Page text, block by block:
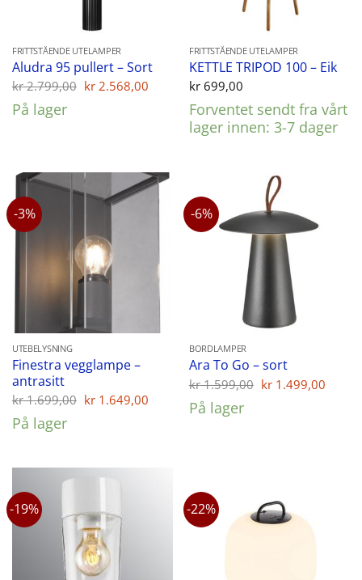
FRITTSTÅENDE UTELAMPER
Aludra 95 pullert – Sort
kr2.799,00 Opprinnelig
kr 2.568,00 Nåværende
kr 2.568,00.
På lager
FRITTSTÅENDE UTELAMPER
KETTLE TRIPOD 100 – Eik
kr699,00
Forventet sendt fra vårt
lager innen: 3-7 dager
-3%
UTEBELYSNING
Finestra vegglampe –
antrasitt
kr1.699,00 Opprinnelig
kr 1.649,00 Nåværende
På lager
-6%
BORDLAMPER
Ara To Go – sort
kr1.599,00 Opprinnelig
kr 1.499,00
På lager
-19% -22%